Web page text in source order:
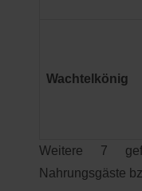
Wachtelkönig
Weitere 7
Nahrungsgäste